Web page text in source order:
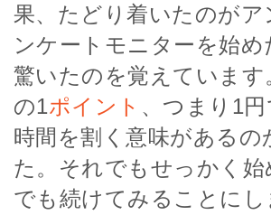
果、たどり着いたのが
ンケートモニターを始
驚いたのを覚えていま
の1ポイント 、つまり1
時間を割く意味がある
た。それでもせっかく
でも続けてみることに